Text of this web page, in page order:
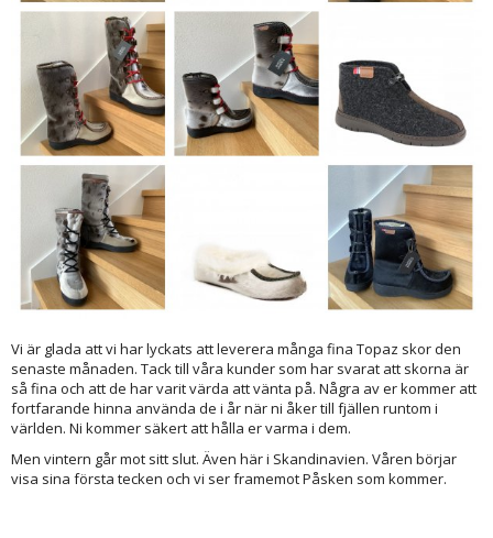
Vi är glada att vi har lyckats att leverera många fina Topaz skor den
senaste månaden. Tack till våra kunder som har svarat att skorna är
så fina och att de har varit värda att vänta på. Några av er kommer att
fortfarande hinna använda de i år när ni åker till fjällen runtom i
världen. Ni kommer säkert att hålla er varma i dem.
Men vintern går mot sitt slut. Även här i Skandinavien. Våren börjar
visa sina första tecken och vi ser framemot Påsken som kommer.